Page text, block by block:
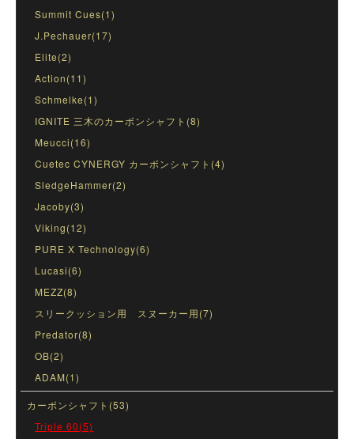
Summit Cues(1)
J.Pechauer(17)
Elite(2)
Action(11)
Schmelke(1)
IGNITE 三木のカーボンシャフト(8)
Meucci(16)
Cuetec CYNERGY カーボンシャフト(4)
SledgeHammer(2)
Jacoby(3)
Viking(12)
PURE X Technology(6)
Lucasi(6)
MEZZ(8)
スリークッション用 スヌーカー用(7)
Predator(8)
OB(2)
ADAM(1)
カーボンシャフト(53)
Triple 60(5)